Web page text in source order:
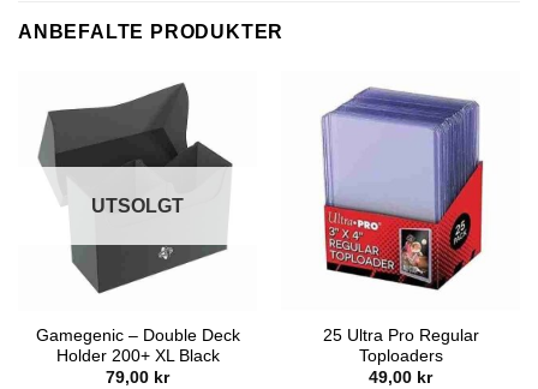
ANBEFALTE PRODUKTER
UTSOLGT
Gamegenic – Double Deck
Holder 200+ XL Black
79,00 kr
25 Ultra Pro Regular
Toploaders
49,00 kr